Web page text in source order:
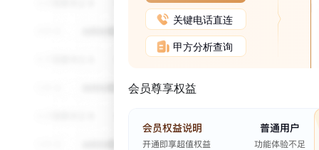
关键电话直连
甲方分析查询
会员尊享权益